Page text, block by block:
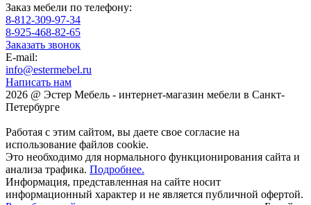
Заказ мебели по телефону:
8-812-309-97-34
8-925-468-82-65
Заказать звонок
E-mail:
info@estermebel.ru
Написать нам
2026 @ Эстер Мебель - интернет-магазин мебели в Санкт-
Петербурге
Работая с этим сайтом, вы даете свое согласие на
использование файлов cookie.
Это необходимо для нормального функционирования сайта и
анализа трафика. Подробнее.
Информация, представленная на сайте носит
информационный характер и не является публичной офертой.